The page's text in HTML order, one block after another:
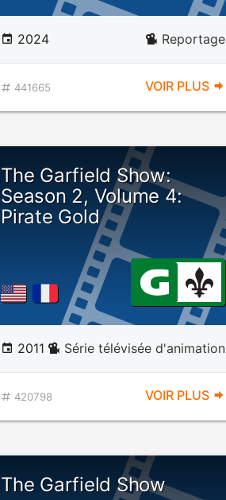
2024 Reportage
441665 VOIR PLUS
The Garfield Show:
Season 2, Volume 4:
Pirate Gold
2011 Série télévisée d'animation
420798 VOIR PLUS
The Garfield Show